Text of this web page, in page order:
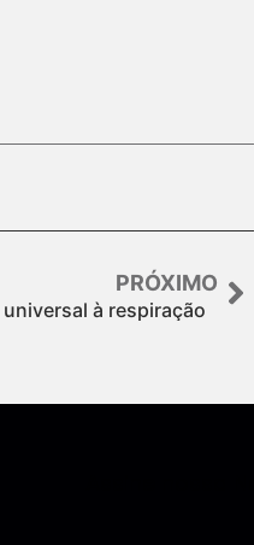
PRÓXIMO
à respiração